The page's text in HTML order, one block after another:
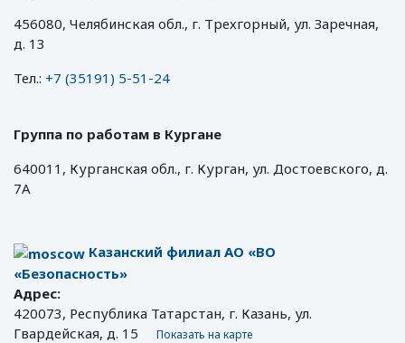
456080, Челябинская обл., г. Трехгорный, ул. Заречная,
д. 13
Тел.: +7 (35191) 5-51-24
Группа по работам в Кургане
640011, Курганская обл., г. Курган, ул. Достоевского, д.
7А
Казанский филиал АО «ВО
«Безопасность»
Адрес:
420073, Республика Татарстан, г. Казань, ул.
Гвардейская, д. 15
Показать на карте